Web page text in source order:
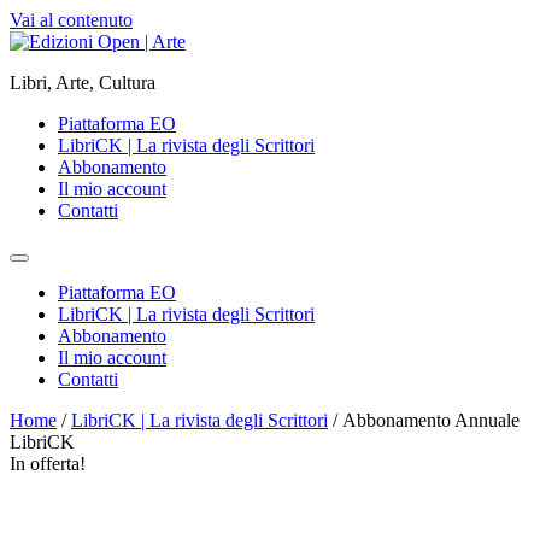
Vai al contenuto
Libri, Arte, Cultura
Piattaforma EO
LibriCK | La rivista degli Scrittori
Abbonamento
Il mio account
Contatti
Piattaforma EO
LibriCK | La rivista degli Scrittori
Abbonamento
Il mio account
Contatti
Home /LibriCK | La rivista degli Scrittori / Abbonamento Annuale
LibriCK
In offerta!